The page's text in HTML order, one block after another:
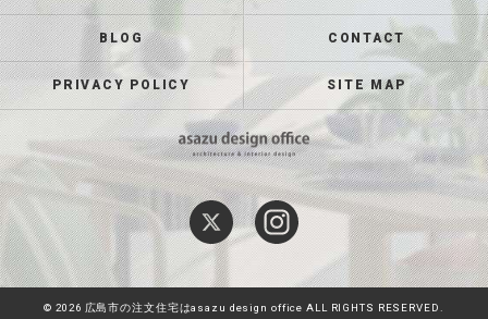
BLOG CONTACT
PRIVACY POLICY SITE MAP
© 2026 広島市の注文住宅はasazu design office ALL RIGHTS RESERVED.